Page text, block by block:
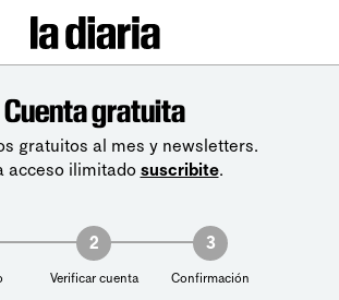
Cuenta gratuita
gratuitos al mes y newsletters.
acceso ilimitado suscribite.
2
Verificar cuenta
3
Confirmación